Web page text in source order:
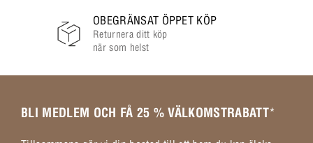
OBEGRÄNSAT ÖPPET KÖP
Returnera ditt köp
när som helst
BLI MEDLEM OCH FÅ 25 % VÄLKOMSTRABATT*